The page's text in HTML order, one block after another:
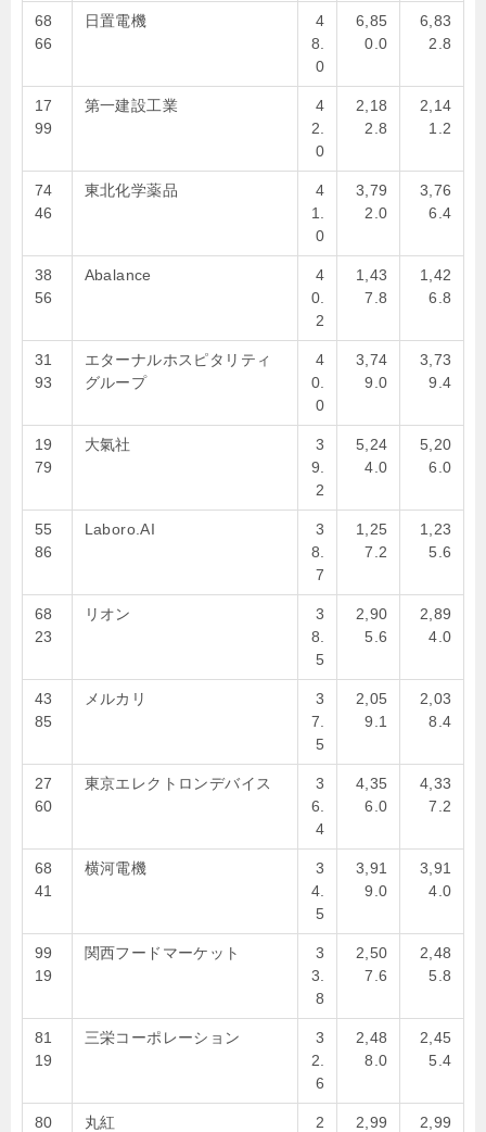
68
66
日置電機
4
8.
0
6,85
0.0
6,83
2.8
17
99
第一建設工業
4
2.
0
2,18
2.8
2,14
1.2
74
46
東北化学薬品
4
1.
0
3,79
2.0
3,76
6.4
38
56
Abalance
4
0.
2
1,43
7.8
1,42
6.8
31
93
エターナルホスピタリティ
グループ
4
0.
0
3,74
9.0
3,73
9.4
19
79
大氣社
3
9.
2
5,24
4.0
5,20
6.0
55
86
Laboro.AI
3
8.
7
1,25
7.2
1,23
5.6
68
23
リオン
3
8.
5
2,90
5.6
2,89
4.0
43
85
メルカリ
3
7.
5
2,05
9.1
2,03
8.4
27
60
東京エレクトロンデバイス
3
6.
4
4,35
6.0
4,33
7.2
68
41
横河電機
3
4.
5
3,91
9.0
3,91
4.0
99
19
関西フードマーケット
3
3.
8
2,50
7.6
2,48
5.8
81
19
三栄コーポレーション
3
2.
6
2,48
8.0
2,45
5.4
80
丸紅
2
2,99
2,99